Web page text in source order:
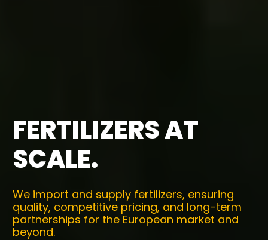
FERTILIZERS AT
SCALE.
We import and supply fertilizers, ensuring
quality, competitive pricing, and long-term
partnerships for the European market and
beyond.